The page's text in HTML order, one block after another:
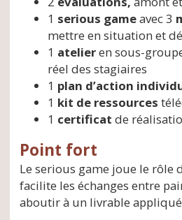
1 serious gameavec 3
mettre en situation et
1 atelieren sous-
réel des stagiaires
1 plan d’action
1 kit de ressources
1 certificat de
Point fort
Le serious game joue le rôle
facilite les échanges entre
aboutir à un livrable